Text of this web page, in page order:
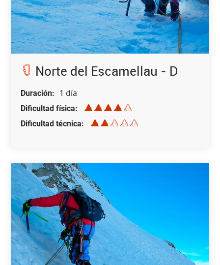
Norte del Escamellau - D
Duración 1 día
Dificultad física
Dificultad técnica